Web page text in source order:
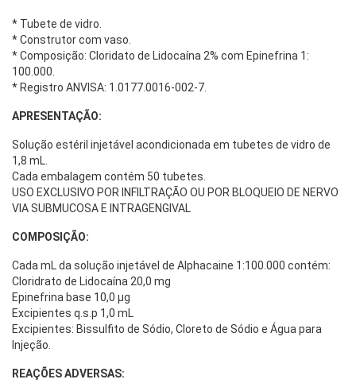
* Tubete de vidro.
* Construtor com vaso.
* Composição: Cloridato de Lidocaína 2% com Epinefrina 1:
100.000.
* Registro ANVISA: 1.0177.0016-002-7.
APRESENTAÇÃO:
Solução estéril injetável acondicionada em tubetes de vidro de
1,8 mL.
Cada embalagem contém 50 tubetes.
USO EXCLUSIVO POR INFILTRAÇÃO OU POR BLOQUEIO DE NERVO
VIA SUBMUCOSA E INTRAGENGIVAL
COMPOSIÇÃO:
Cada mL da solução injetável de Alphacaine 1:100.000 contém:
Cloridrato de Lidocaína 20,0 mg
Epinefrina base 10,0 µg
Excipientes q.s.p 1,0 mL
Excipientes: Bissulfito de Sódio, Cloreto de Sódio e Água para
Injeção.
REAÇÕES ADVERSAS: